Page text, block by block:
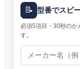
📝 型番でスピ
必須5項目・30秒のか
す。